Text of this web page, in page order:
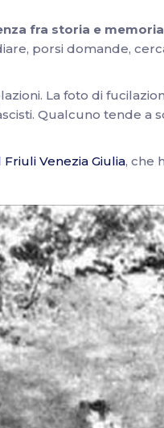
fra storia e
porsi domande,
La foto di
Qualcuno tende a
Venezia Giulia, che